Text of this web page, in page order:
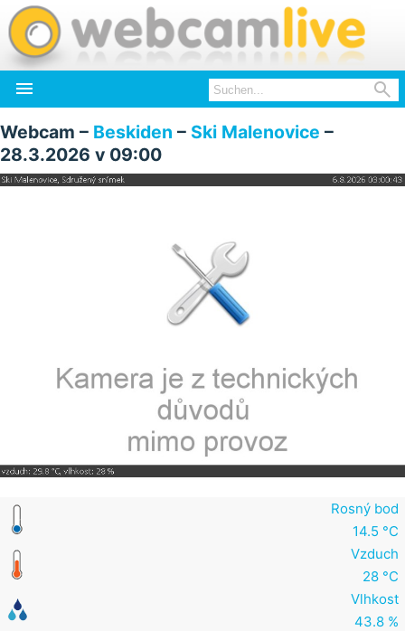
 
Webcam – Beskiden – Ski Malenovice –
28.3.2026 v 09:00
Rosný bod
14.5 °C
Vzduch
28 °C
Vlhkost
43.8 %